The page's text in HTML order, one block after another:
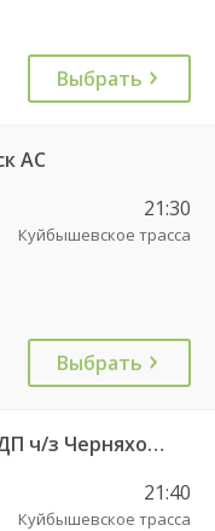
Выбрать
АС
21:30
Куйбышевское трасса
Выбрать
580 Калининград АВ — Гусев КДП ч/з Черняховск АС
21:40
Куйбышевское трасса